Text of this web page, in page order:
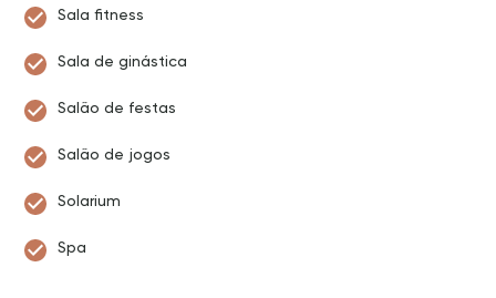
Sala fitness
Sala de ginástica
Salão de festas
Salão de jogos
Solarium
Spa